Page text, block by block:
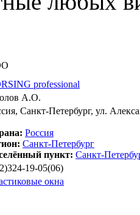
professional
А.О.
Санкт-Петербург, ул.
Россия
Санкт-Петербург
пункт: Санкт-
19-05(06)
окна